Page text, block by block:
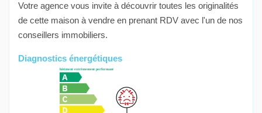
Votre agence vous invite à découvrir toutes les originalités
de cette maison à vendre en prenant RDV avec l'un de nos
conseillers immobiliers.
Diagnostics énergétiques